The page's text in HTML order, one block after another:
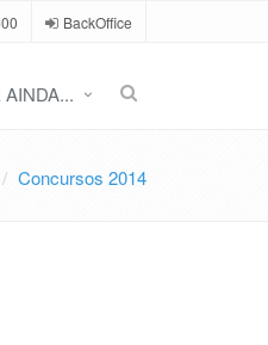
BackOffice
AINDA...
Concursos 2014